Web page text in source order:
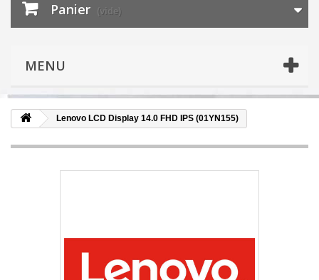
Panier (vide)
MENU
Lenovo LCD Display 14.0 FHD IPS (01YN155)